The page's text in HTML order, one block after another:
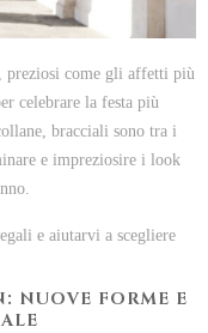
preziosi come gli affetti più
celebrare la festa più
bracciali sono tra i
e impreziosire i look
e aiutarvi a scegliere
NUOVE FORME E